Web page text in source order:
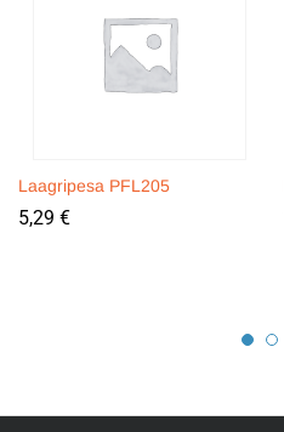
Laagripesa PFL205
5,29 €